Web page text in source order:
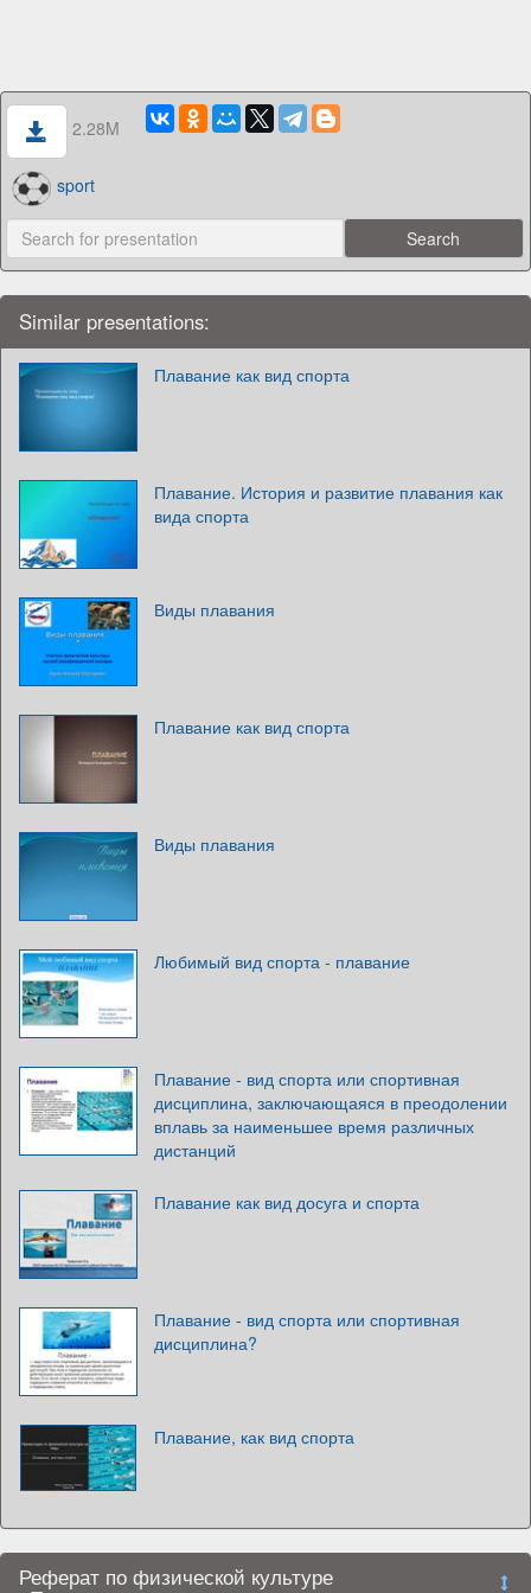
2.28M
sport
Similar presentations:
Плавание как вид спорта
Плавание. История и развитие плавания как
вида спорта
Виды плавания
Плавание как вид спорта
Виды плавания
Любимый вид спорта - плавание
Плавание - вид спорта или спортивная
дисциплина, заключающаяся в преодолении
вплавь за наименьшее время различных
дистанций
Плавание как вид досуга и спорта
Плавание - вид спорта или спортивная
дисциплина?
Плавание, как вид спорта
Реферат по физической культуре